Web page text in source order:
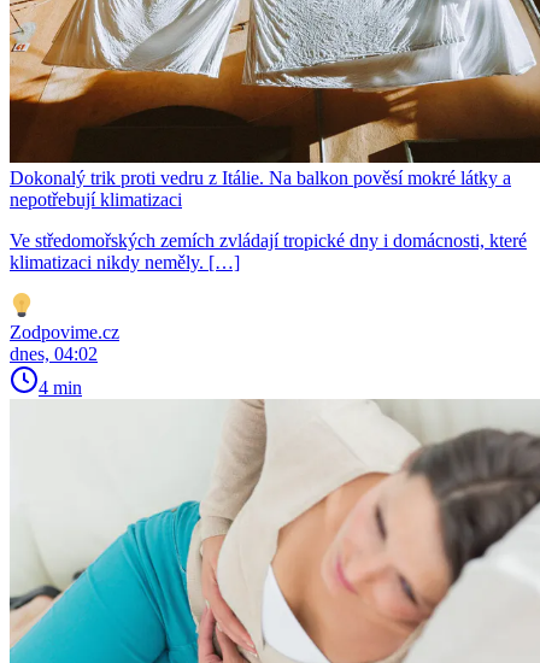
Dokonalý trik proti vedru z Itálie. Na balkon pověsí mokré látky a
nepotřebují klimatizaci
Ve středomořských zemích zvládají tropické dny i domácnosti, které
klimatizaci nikdy neměly. […]
Zodpovime.cz
dnes, 04:02
4 min